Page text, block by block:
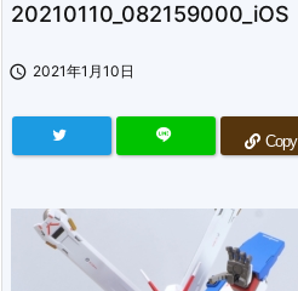
20210110_082159000_iOS
 2021年1月10日
Copy